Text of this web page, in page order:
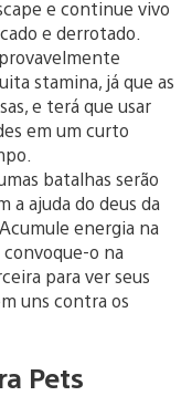
e continue vivo
e derrotado.
stamina, já que as
e terá que usar
em um curto
batalhas serão
a ajuda do deus da
energia na
o na
para ver seus
uns contra os
Pets